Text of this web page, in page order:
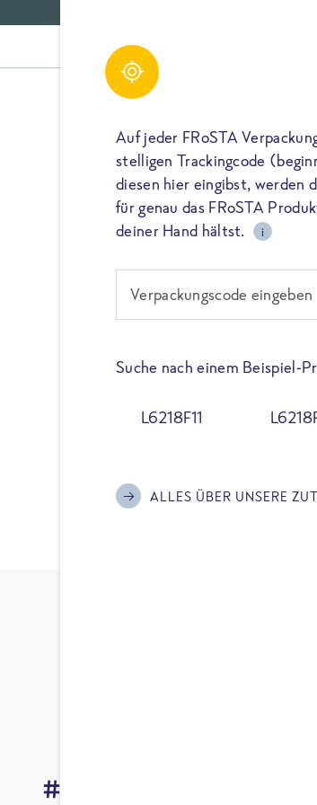
Gerichte
Reis
Dieser
"parboiling
werden wichtige
in der Außenhaut
gepresst. So
des Reis
Reis deutlich
Auf jeder FRoSTA
stelligen Trackingcode
diesen hier eingibst, werden
für genau das FRoSTA
deiner Hand hältst.
i
Verpackungscode eingeben
Suche nach einem Beispiel-
L6218F11
ALLES ÜBER UNSERE
#EsGehtAuchAnders